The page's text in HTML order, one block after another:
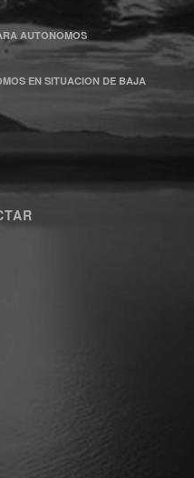
AUTONOMOS
EN SITUACION DE BAJA